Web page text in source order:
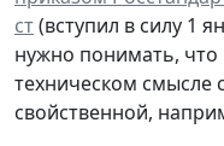
ст(вступил в силу 1
нужно понимать, что
техническом смысле
свойственной,